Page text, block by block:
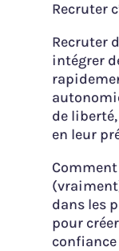
Recruter
Recruter
intégrer
de
en leur
dans les
pour
confiance